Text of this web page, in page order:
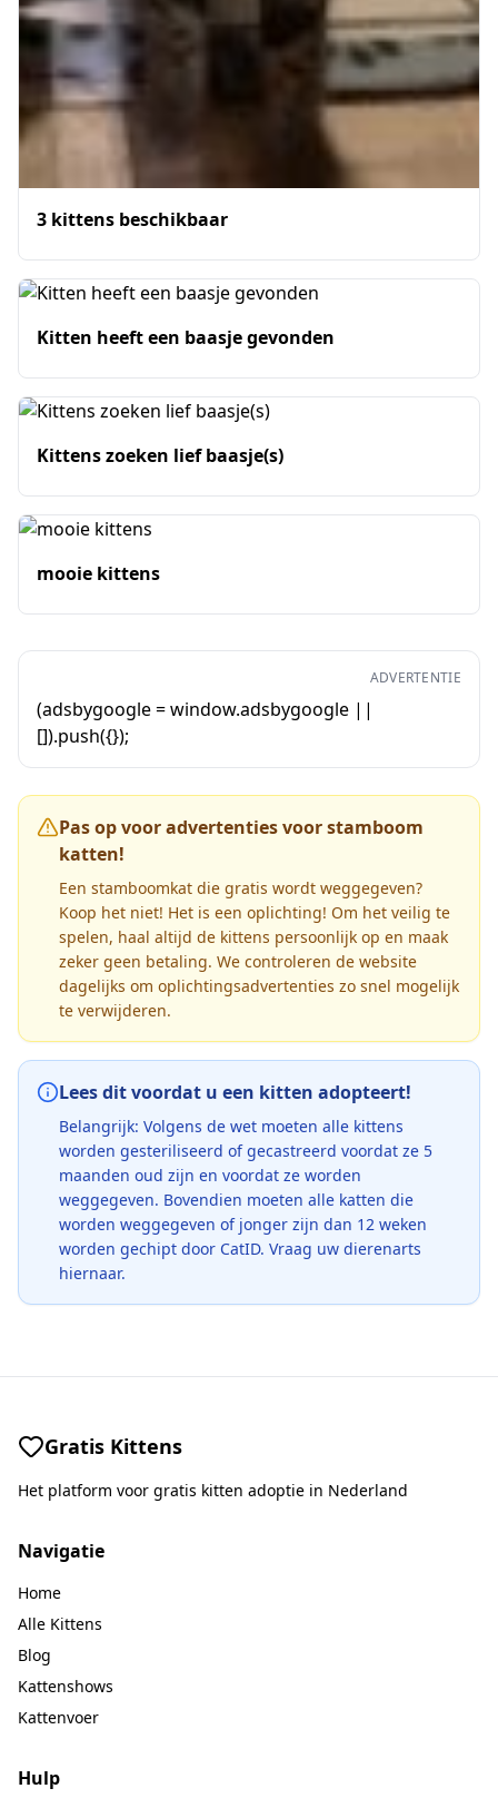
3 kittens beschikbaar
Kitten heeft een baasje gevonden
Kittens zoeken lief baasje(s)
mooie kittens
ADVERTENTIE
(adsbygoogle = window.adsbygoogle ||
[]).push({});
Pas op voor advertenties voor stamboom
katten!
Een stamboomkat die gratis wordt weggegeven?
Koop het niet! Het is een oplichting! Om het veilig te
spelen, haal altijd de kittens persoonlijk op en maak
zeker geen betaling. We controleren de website
dagelijks om oplichtingsadvertenties zo snel mogelijk
te verwijderen.
Lees dit voordat u een kitten adopteert!
Belangrijk: Volgens de wet moeten alle kittens
worden gesteriliseerd of gecastreerd voordat ze 5
maanden oud zijn en voordat ze worden
weggegeven. Bovendien moeten alle katten die
worden weggegeven of jonger zijn dan 12 weken
worden gechipt door CatID. Vraag uw dierenarts
hiernaar.
Gratis Kittens
Het platform voor gratis kitten adoptie in Nederland
Navigatie
Home
Alle Kittens
Blog
Kattenshows
Kattenvoer
Hulp